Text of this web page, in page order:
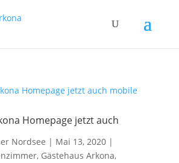
Homepage jetzt auch
Nordsee | Mai 13, 2020|
, Gästehaus Arkona,